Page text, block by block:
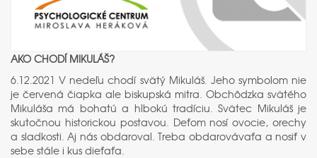
AKO CHODÍ MIKULÁŠ?
6.12.2021 V nedeľu chodí svätý Mikuláš. Jeho symbolom nie
je červená čiapka ale biskupská mitra. Obchôdzka svätého
Mikuláša má bohatú a hlbokú tradíciu. Svätec Mikuláš je
skutočnou historickou postavou. Deťom nosí ovocie, orechy
a sladkosti. Aj nás obdaroval. Treba obdarovávaťa a nosiť v
sebe stále i kus dieťaťa.